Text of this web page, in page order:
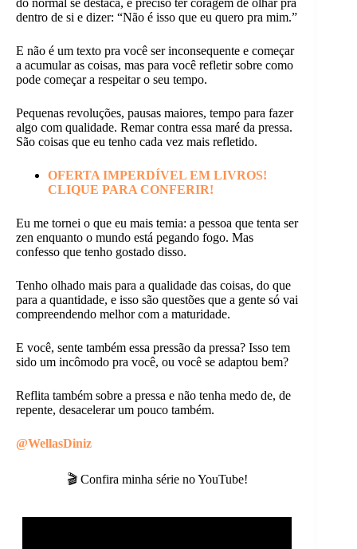
dentro de si e dizer: “Não é isso que eu quero pra mim.”
E não é um texto pra você ser inconsequente e começar
a acumular as coisas, mas para você refletir sobre como
pode começar a respeitar o seu tempo.
Pequenas revoluções, pausas maiores, tempo para fazer
algo com qualidade. Remar contra essa maré da pressa.
São coisas que eu tenho cada vez mais refletido.
OFERTA IMPERDÍVEL EM LIVROS!
CLIQUE PARA CONFERIR!
Eu me tornei o que eu mais temia: a pessoa que tenta ser
zen enquanto o mundo está pegando fogo. Mas
confesso que tenho gostado disso.
Tenho olhado mais para a qualidade das coisas, do que
para a quantidade, e isso são questões que a gente só vai
compreendendo melhor com a maturidade.
E você, sente também essa pressão da pressa? Isso tem
sido um incômodo pra você, ou você se adaptou bem?
Reflita também sobre a pressa e não tenha medo de, de
repente, desacelerar um pouco também.
@WellasDiniz
🎬 Confira minha série no YouTube!